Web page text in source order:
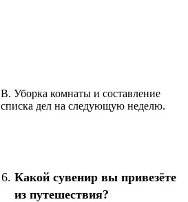
В. Уборка комнаты и составление
списка дел на следующую неделю.
Какой сувенир вы привезёте
из путешествия?